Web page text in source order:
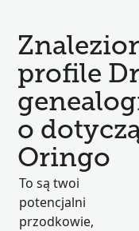
profile
o
Oringo
To są twoi
potencjalni
przodkowie,